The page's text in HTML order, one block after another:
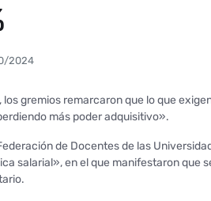
2024
los gremios remarcaron que lo que
más poder adquisitivo».
de Docentes de las
salarial», en el que manifestaron que